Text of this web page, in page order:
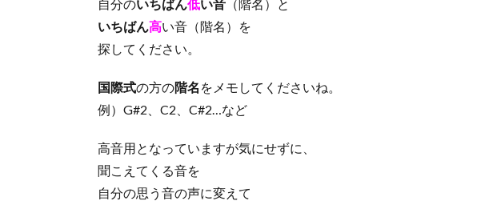
自分のいちばん低い音 （階名）と
いちばん高い音（階名）を
探してください。
国際式の方の階名 をメモしてくださいね。
例）G#2、C2、C#2…など
高音用となっていますが気にせずに、
聞こえてくる音を
自分の思う音の声に変えて